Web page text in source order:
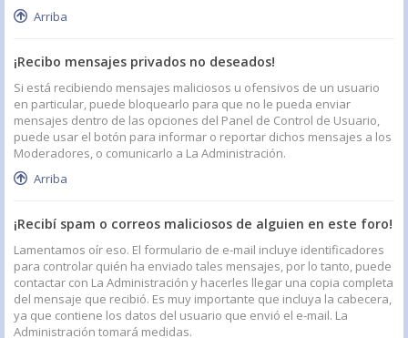
Arriba
¡Recibo mensajes privados no deseados!
Si está recibiendo mensajes maliciosos u ofensivos de un usuario
en particular, puede bloquearlo para que no le pueda enviar
mensajes dentro de las opciones del Panel de Control de Usuario,
puede usar el botón para informar o reportar dichos mensajes a los
Moderadores, o comunicarlo a La Administración.
Arriba
¡Recibí spam o correos maliciosos de alguien en este foro!
Lamentamos oír eso. El formulario de e-mail incluye identificadores
para controlar quién ha enviado tales mensajes, por lo tanto, puede
contactar con La Administración y hacerles llegar una copia completa
del mensaje que recibió. Es muy importante que incluya la cabecera,
ya que contiene los datos del usuario que envió el e-mail. La
Administración tomará medidas.